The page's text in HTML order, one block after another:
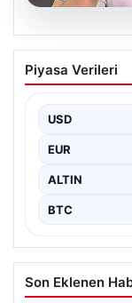
06.08.2026
Transfer
Burhan
Piyasa Verileri
USD
EUR
ALTIN
BTC
Son Eklenen